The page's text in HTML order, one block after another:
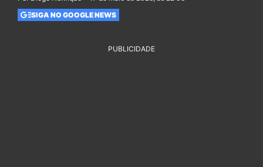
SIGA NO GOOGLE NEWS
PUBLICIDADE